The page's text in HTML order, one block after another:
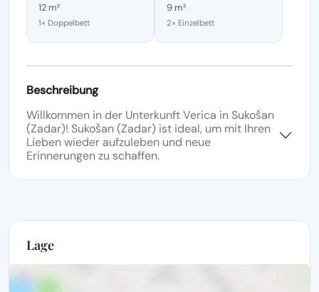
12 m²
1× Doppelbett
9 m²
2× Einzelbett
Beschreibung
Willkommen in der Unterkunft Verica in Sukošan
(Zadar)! Sukošan (Zadar) ist ideal, um mit Ihren
Lieben wieder aufzuleben und neue
Erinnerungen zu schaffen.
Lage